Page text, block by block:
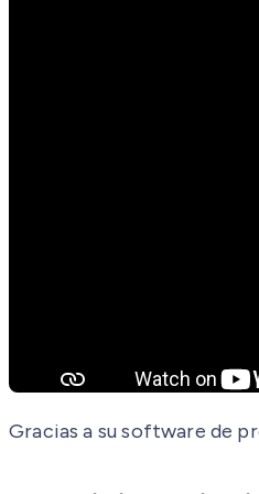
Gracias a su software de